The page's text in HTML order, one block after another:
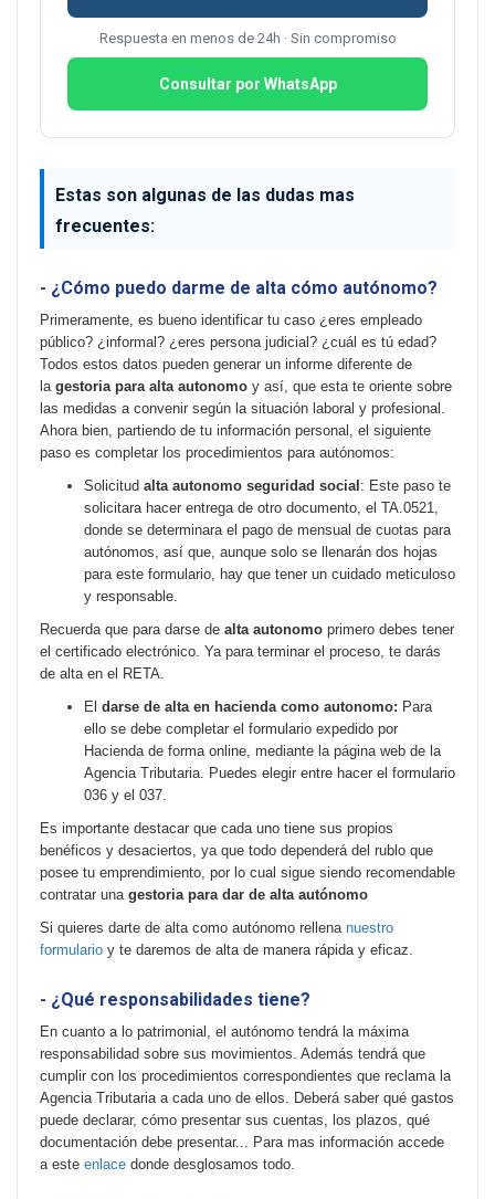
Respuesta en menos de 24h · Sin compromiso
Consultar por WhatsApp
Estas son algunas de las dudas mas
frecuentes:
- ¿Cómo puedo darme de alta cómo autónomo?
Primeramente, es bueno identificar tu caso ¿eres empleado
público? ¿informal? ¿eres persona judicial? ¿cuál es tú edad?
Todos estos datos pueden generar un informe diferente de
la gestoria para alta autonomo y así, que esta te oriente sobre
las medidas a convenir según la situación laboral y profesional.
Ahora bien, partiendo de tu información personal, el siguiente
paso es completar los procedimientos para autónomos:
Solicitud alta autonomo seguridad social : Este paso te
solicitara hacer entrega de otro documento, el TA.0521,
donde se determinara el pago de mensual de cuotas para
autónomos, así que, aunque solo se llenarán dos hojas
para este formulario, hay que tener un cuidado meticuloso
y responsable.
Recuerda que para darse de alta autonomo primero debes tener
el certificado electrónico. Ya para terminar el proceso, te darás
de alta en el RETA.
El darse de alta en hacienda como autonomo: Para
ello se debe completar el formulario expedido por
Hacienda de forma online, mediante la página web de la
Agencia Tributaria. Puedes elegir entre hacer el formulario
036 y el 037.
Es importante destacar que cada uno tiene sus propios
benéficos y desaciertos, ya que todo dependerá del rublo que
posee tu emprendimiento, por lo cual sigue siendo recomendable
contratar una gestoria para dar de alta autónomo
Si quieres darte de alta como autónomo rellena nuestro
formulario y te daremos de alta de manera rápida y eficaz.
- ¿Qué responsabilidades tiene?
En cuanto a lo patrimonial, el autónomo tendrá la máxima
responsabilidad sobre sus movimientos. Además tendrá que
cumplir con los procedimientos correspondientes que reclama la
Agencia Tributaria a cada uno de ellos. Deberá saber qué gastos
puede declarar, cómo presentar sus cuentas, los plazos, qué
documentación debe presentar... Para mas información accede
a este enlace donde desglosamos todo.